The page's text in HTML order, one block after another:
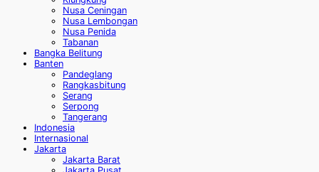
Nusa Ceningan
Nusa Lembongan
Nusa Penida
Tabanan
Bangka Belitung
Banten
Pandeglang
Rangkasbitung
Serang
Serpong
Tangerang
Indonesia
Internasional
Jakarta
Jakarta Barat